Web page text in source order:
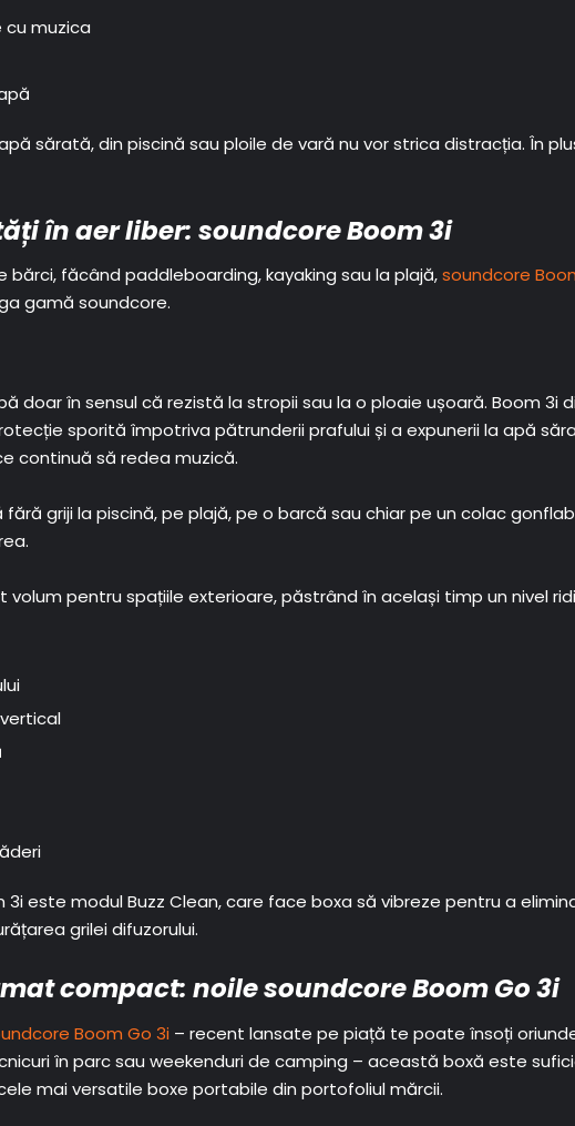
cu muzica
sărată, din piscină sau ploile de vară nu vor strica distracția. În
în aer liber: soundcore Boom 3i
făcând paddleboarding, kayaking sau la plajă,soundcore
gamă soundcore.
doar în sensul că rezistă la stropii sau la o ploaie ușoară. Boom 3i
sporită împotriva pătrunderii prafului și a expunerii la apă
continuă să redea muzică.
griji la piscină, pe plajă, pe o barcă sau chiar pe un colac
volum pentru spațiile exterioare, păstrând în același timp un nivel
este modul Buzz Clean, care face boxa să vibreze pentru a
grilei difuzorului.
compact: noile soundcore Boom Go 3i
Boom Go 3i – recent lansate pe piață te poate însoți
în parc sau weekenduri de camping – această boxă este
mai versatile boxe portabile din portofoliul mărcii.